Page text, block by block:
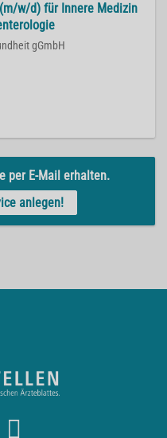
w/d) für Innere Medizin
gGmbH
per E-Mail erhalten.
anlegen!